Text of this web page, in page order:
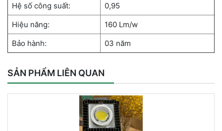
Hệ số công suất:
0,95
Hiệu năng:
160 Lm/w
Bảo hành:
03 năm
SẢN PHẨM LIÊN QUAN